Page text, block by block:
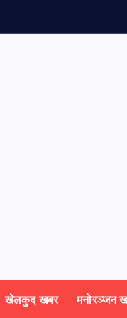
खेलकुद खबर मनोरञ्जन